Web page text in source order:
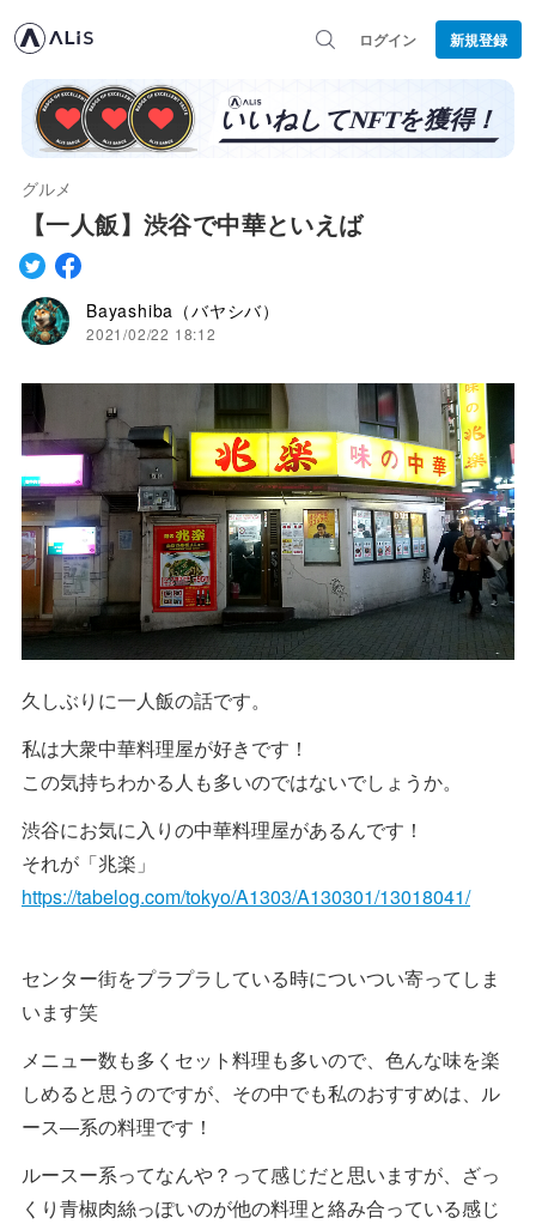
ログイン 新規登録
グルメ
【一人飯】渋谷で中華といえば
Bayashiba（バヤシバ）
2021/02/22 18:12
久しぶりに一人飯の話です。
私は大衆中華料理屋が好きです！
この気持ちわかる人も多いのではないでしょうか。
渋谷にお気に入りの中華料理屋があるんです！
それが「兆楽」
https://tabelog.com/tokyo/A1303/A130301/13018041/
センター街をプラプラしている時についつい寄ってしま
います笑
メニュー数も多くセット料理も多いので、色んな味を楽
しめると思うのですが、その中でも私のおすすめは、ル
ース―系の料理です！
ルースー系ってなんや？って感じだと思いますが、ざっ
くり青椒肉絲っぽいのが他の料理と絡み合っている感じ